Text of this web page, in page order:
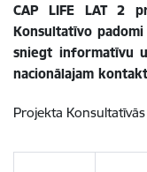
CAP LIFE LAT 2
Konsultatīvo
sniegt informatīvu
nacionālajam
Projekta